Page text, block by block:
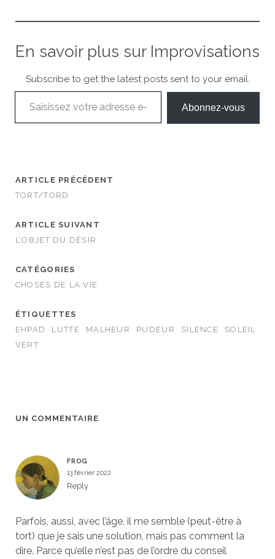
En savoir plus sur Improvisations
Subscribe to get the latest posts sent to your email.
Saisissez votre adresse e-mail…
Abonnez-vous
ARTICLE PRÉCÉDENT
TORT/TORD
ARTICLE SUIVANT
L’OBJET DU DÉSIR
CATÉGORIES
CHOSES DE LA VIE
ÉTIQUETTES
EHPAD
LUTTE MALHEUR PUDEUR SILENCE
SOLEIL
VERT
UN COMMENTAIRE
FROG
13 février 2022
Reply
Parfois, aussi, avec l’âge, il me semble (peut-être à
tort) que je sais une solution, mais pas comment la
dire. Parce qu’elle n’est pas de l’ordre du conseil